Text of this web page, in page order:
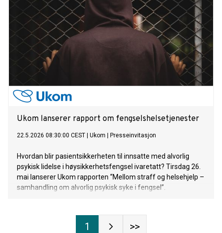
Ukom lanserer rapport om fengselshelsetjenester
22.5.2026 08:30:00 CEST Ukom Presseinvitasjon
Hvordan blir pasientsikkerheten til innsatte med alvorlig
psykisk lidelse i høysikkerhetsfengsel ivaretatt? Tirsdag 26.
mai lanserer Ukom rapporten “Mellom straff og helsehjelp –
samhandling om alvorlig psykisk syke i fengsel”.
1 >>